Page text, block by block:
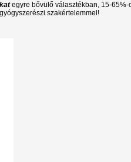
egyre bővülő választékban, 15-65%-
szakértelemmel!